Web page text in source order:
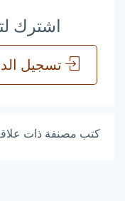
اشترك
تسجيل
كتب مصنفة ذات